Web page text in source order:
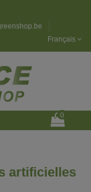
Français
0
artificielles